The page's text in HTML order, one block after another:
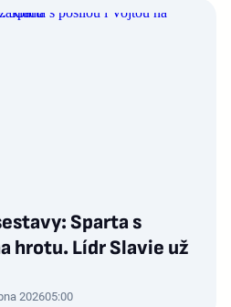
Sparta s
hrotu. Lídr Slavie už
202605:00